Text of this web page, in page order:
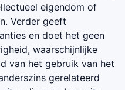
eigendom of
Verder geeft
en doet het geen
waarschijnlijke
van het gebruik van het
gerelateerd